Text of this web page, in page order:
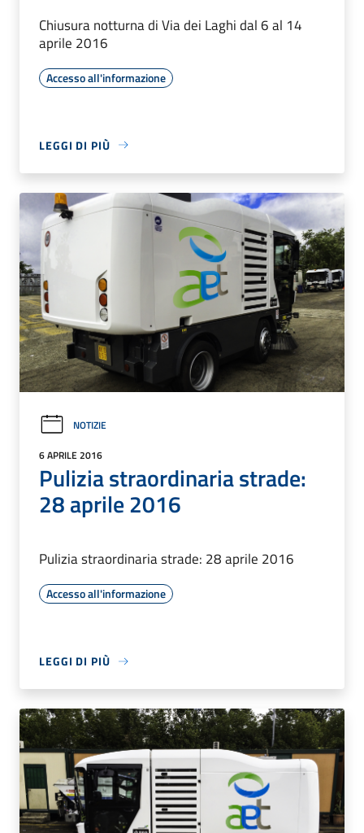
Chiusura notturna di Via dei Laghi dal 6 al 14
aprile 2016
Accesso all'informazione
LEGGI DI PIÙ
NOTIZIE
6 APRILE 2016
Pulizia straordinaria strade:
28 aprile 2016
Pulizia straordinaria strade: 28 aprile 2016
Accesso all'informazione
LEGGI DI PIÙ